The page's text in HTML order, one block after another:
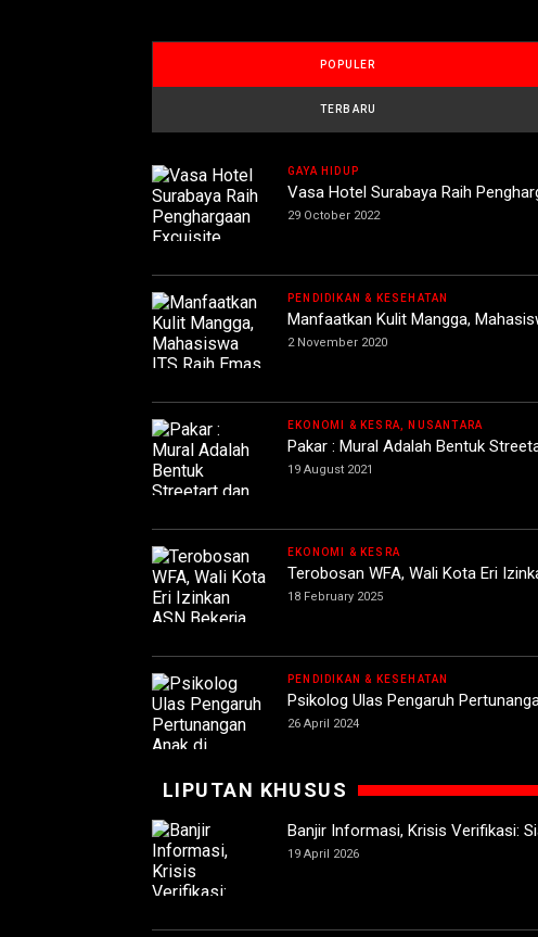
POPULER
TERBARU
GAYA HIDUP
Vasa Hotel Surabaya Raih
29 October 2022
PENDIDIKAN & KESEHATAN
Manfaatkan Kulit Mangga,
2 November 2020
EKONOMI & KESRA, NUSANTARA
Pakar : Mural Adalah Bentuk
19 August 2021
EKONOMI & KESRA
Terobosan WFA, Wali Kota Eri
18 February 2025
PENDIDIKAN & KESEHATAN
Psikolog Ulas Pengaruh
26 April 2024
LIPUTAN KHUSUS
Banjir Informasi, Krisis Verifikasi:
19 April 2026